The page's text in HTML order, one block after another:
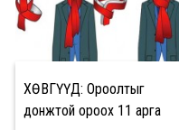
ХӨВГҮҮД: Ороолтыг
донжтой ороох 11 арга